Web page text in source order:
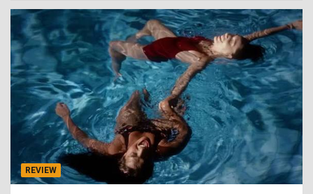
REVIEW